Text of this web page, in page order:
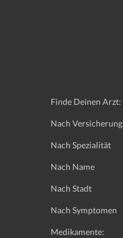
Finde Deinen Arzt:
Nach Versicherung
Nach Spezialität
Nach Name
Nach Stadt
Nach Symptomen
Medikamente: